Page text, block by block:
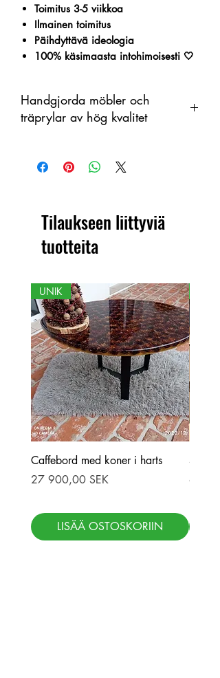
Toimitus 3-5 viikkoa
Ilmainen toimitus
Päihdyttävä ideologia
100% käsimaasta intohimoisesti 🤍
Handgjorda möbler och
träprylar av hög kvalitet
orgaanisena materiaalina, jossa on
värimuutoksia. Siksi tuotteen ja
Tilaukseen liittyviä
tuotteita
UNIK
Caffebord med koner i harts
Hinta
27 900,00 SEK
LISÄÄ OSTOSKORIIN
Stor
Hinta
69